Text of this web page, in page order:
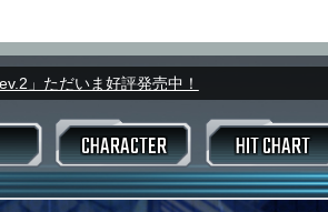
CHARACTER HIT CHART
」ただいま好評発売中！